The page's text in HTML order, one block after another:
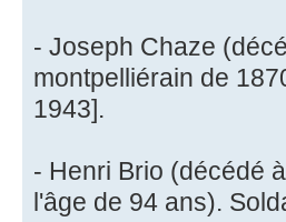
- Joseph Chaze
montpelliérain de
1943].
- Henri Brio (décédé
l'âge de 94 ans).